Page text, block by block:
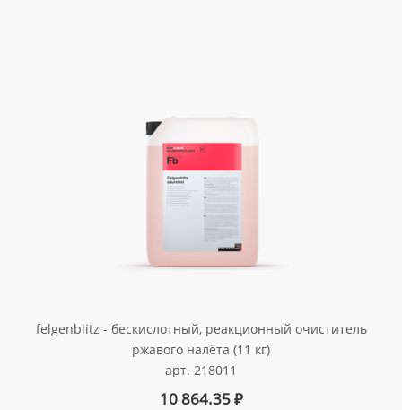
felgenblitz - бескислотный, реакционный очиститель
ржавого налёта (11 кг)
арт. 218011
10 864.35₽